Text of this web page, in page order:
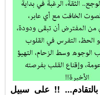
!! على سبيل